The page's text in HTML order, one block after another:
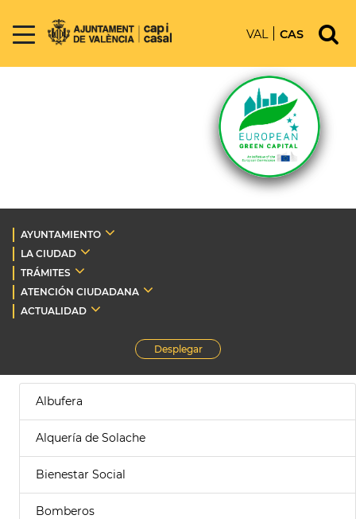
VAL CAS
AYUNTAMIENTO
LA CIUDAD
TRÁMITES
ATENCIÓN CIUDADANA
ACTUALIDAD
Desplegar
Albufera
Alquería de Solache
Bienestar Social
Bomberos